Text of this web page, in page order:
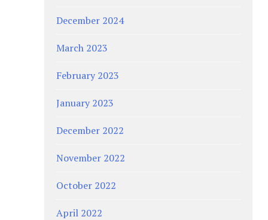
December 2024
March 2023
February 2023
January 2023
December 2022
November 2022
October 2022
April 2022